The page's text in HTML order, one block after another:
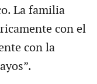
La familia
con el
con la